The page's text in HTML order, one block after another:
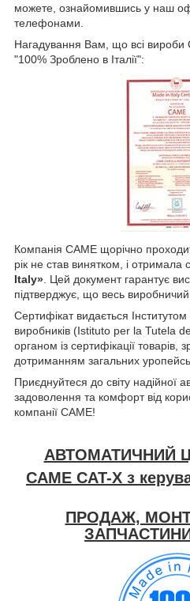
можете, ознайомившись у наш
телефонами.
Нагадування Вам, що всі
"100% Зроблено в Італії":
Компанія CAME щорічно
рік не став винятком, і отримала
Italy» . Цей документ гарантує
підтверджує, що весь виробничий
Сертифікат видається Інститутом
виробників (Istituto per la Tutela
органом із сертифікації товарів,
дотриманням загальних
Приєднуйтеся до світу надійної
задоволення та комфорт від
компанії CAME!
АВТОМАТИЧНИЙ
CAME CAT-X з
ПРОДАЖ,